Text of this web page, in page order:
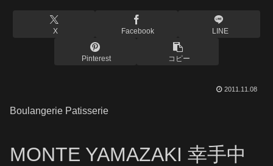
X Facebook LINE
Pinterest コピー
2011.11.08
Boulangerie Patisserie
MONTE YAMAZAKI 幸手中